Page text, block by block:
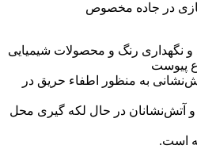
در جاده مخصوص
و نگهداری رنگ و محصولات شیمیایی
پیوست
به منظور اطفاء حریق در
آتش‌نشانان در حال لکه گیری محل
است.